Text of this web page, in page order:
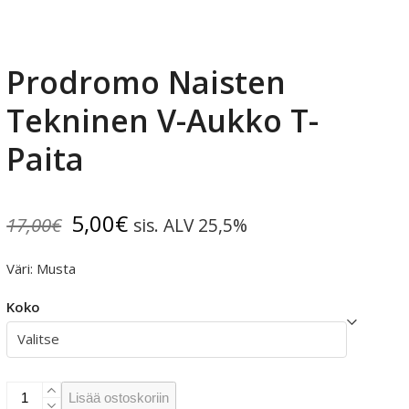
Prodromo Naisten
Tekninen V-Aukko T-
Paita
17,00€ Alkuperäinen
17,00€.
5,00€Nykyinen
5,00€.
sis. ALV 25,5%
Väri: Musta
Koko
ProdromoLisää ostoskoriin